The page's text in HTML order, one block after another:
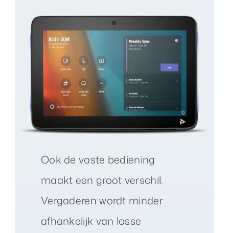
Ook de vaste bediening
maakt een groot verschil.
Vergaderen wordt minder
afhankelijk van losse